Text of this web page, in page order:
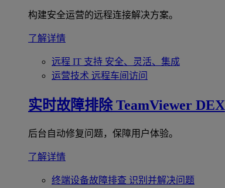
构建安全运营的远程连接解决方案。
了解详情
远程 IT 支持 安全、灵活、集成
运营技术 远程车间访问
实时故障排除 TeamViewer DEX
后台自动修复问题，保障用户体验。
了解详情
终端设备故障排查 识别并解决问题